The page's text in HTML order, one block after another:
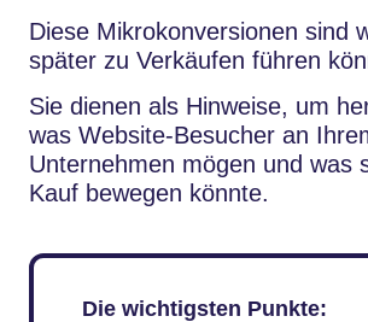
Diese Mikrokonversionen sind
später zu Verkäufen führen
Sie dienen als Hinweise, um
was Website-Besucher an
Unternehmen mögen und was
Kauf bewegen könnte.
Die wichtigsten Punkte: